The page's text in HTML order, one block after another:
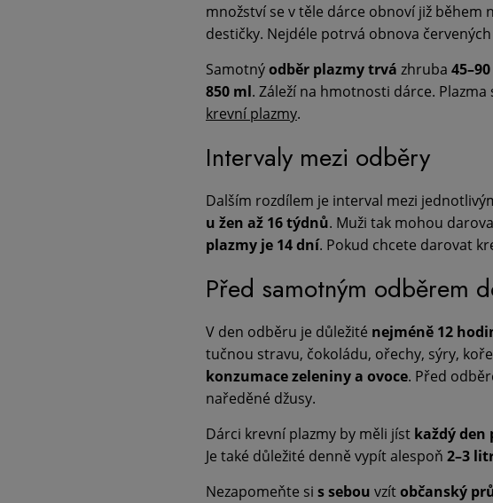
množství se v těle dárce obnoví již
destičky. Nejdéle potrvá obnova
Samotnýodběr plazmy trvá zhruba
850 ml. Záleží na hmotnosti dárce.
krevní plazmy.
Intervaly mezi odběry
Dalším rozdílem je interval mezi
u žen až 16 týdnů. Muži tak mohou
plazmy je 14 dní. Pokud chcete darovat
Před samotným odběrem
V den odběru je důležité nejméně 12
tučnou stravu, čokoládu, ořechy, sýry,
konzumace zeleniny a ovoce. Před
naředěné džusy.
Dárci krevní plazmy by měli jíst každý
Je také důležité denně vypít alespoň 2–3
Nezapomeňte si s sebou vzítobčanský